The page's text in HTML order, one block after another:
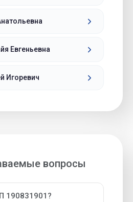
Евгеньевна
Игоревич
вопросы
190831901?